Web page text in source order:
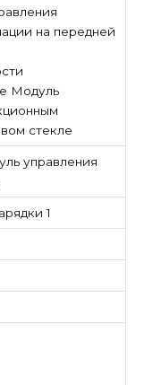
на передней
Модуль
стекле
управления
1